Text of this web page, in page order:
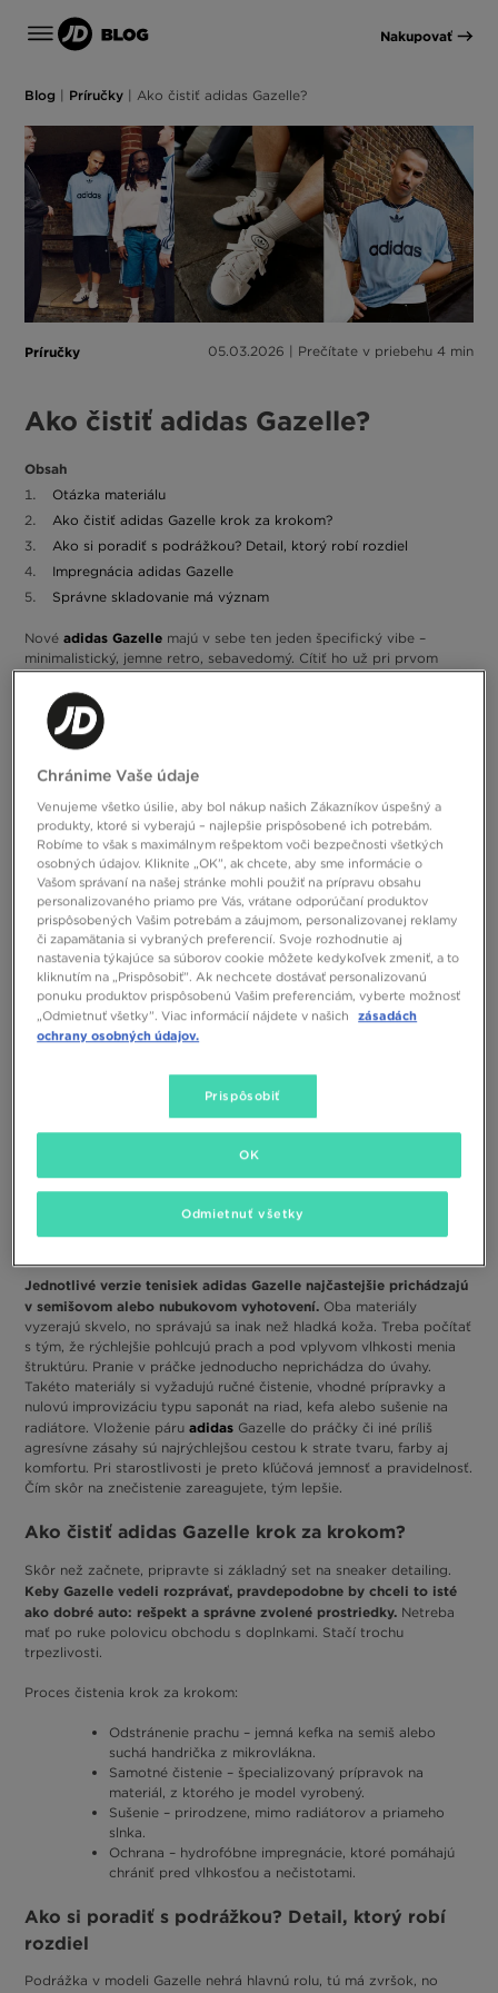
Nakupovať
Blog | Príručky | Ako čistiť adidas Gazelle?
Príručky 05.03.2026 | Prečítate v priebehu 4 min
Ako čistiť adidas Gazelle?
Obsah
Otázka materiálu
Ako čistiť adidas Gazelle krok za krokom?
Ako si poradiť s podrážkou? Detail, ktorý robí rozdiel
Impregnácia adidas Gazelle
Správne skladovanie má význam
Nové adidas Gazelle majú v sebe ten jeden špecifický vibe –
minimalistický, jemne retro, sebavedomý. Cítiť ho už pri prvom
kroku po odchode z domu. Lenže potom príde realita: dážď,
mestský prach, tráva v parku, rozliate latte. Niektorým stačí jeden
deň a začnú hľadať spôsob, ako osviežiť zvršok alebo podrážku.
Niet sa čomu čudovať, že sa v hlave objaví otázka: ako čistiť
ako core svojich outfitov, nie ako obyčajné „topánky na chodenie“.
Pre tých, ktorí vedia, že clean pair dokáže viac než celý outfit.
sa chcete naučiť čistiť adidas Gazelle tak, aby vyzerali sviežo
nielen deň po kúpe, ale aj po týždňoch intenzívneho nosenia, ste
na správnom mieste.Pozrite si všetky naše tipy.
ADIDAS GAZELLE BOLD J ADIDAS GAZELLE BOLD J
Jednotlivé verzie tenisiek adidas Gazelle najčastejšie prichádzajú
v semišovom alebo nubukovom vyhotovení. Oba materiály
vyzerajú skvelo, no správajú sa inak než hladká koža. Treba počítať
s tým, že rýchlejšie pohlcujú prach a pod vplyvom vlhkosti menia
štruktúru. Pranie v práčke jednoducho neprichádza do úvahy.
Takéto materiály si vyžadujú ručné čistenie, vhodné prípravky a
nulovú improvizáciu typu saponát na riad, kefa alebo sušenie na
radiátore. Vloženie páru adidas Gazelle do práčky či iné príliš
agresívne zásahy sú najrýchlejšou cestou k strate tvaru, farby aj
komfortu. Pri starostlivosti je preto kľúčová jemnosť a pravidelnosť.
Čím skôr na znečistenie zareagujete, tým lepšie.
Ako čistiť adidas Gazelle krok za krokom?
Skôr než začnete, pripravte si základný set na sneaker detailing.
Keby Gazelle vedeli rozprávať, pravdepodobne by chceli to isté
ako dobré auto: rešpekt a správne zvolené prostriedky. Netreba
mať po ruke polovicu obchodu s doplnkami. Stačí trochu
trpezlivosti.
Proces čistenia krok za krokom:
Odstránenie prachu – jemná kefka na semiš alebo
suchá handrička z mikrovlákna.
Samotné čistenie – špecializovaný prípravok na
materiál, z ktorého je model vyrobený.
Sušenie – prirodzene, mimo radiátorov a priameho
slnka.
Ochrana – hydrofóbne impregnácie, ktoré pomáhajú
chrániť pred vlhkosťou a nečistotami.
Ako si poradiť s podrážkou? Detail, ktorý robí
rozdiel
Podrážka v modeli Gazelle nehrá hlavnú rolu, tú má zvršok, no
Chránime Vaše údaje
Venujeme všetko úsilie, aby bol nákup našich Zákazníkov úspešný a
produkty, ktoré si vyberajú – najlepšie prispôsobené ich potrebám.
Robíme to však s maximálnym rešpektom voči bezpečnosti všetkých
osobných údajov. Kliknite „OK”, ak chcete, aby sme informácie o
Vašom správaní na našej stránke mohli použiť na prípravu obsahu
personalizovaného priamo pre Vás, vrátane odporúčaní produktov
prispôsobených Vašim potrebám a záujmom, personalizovanej reklamy
či zapamätania si vybraných preferencií. Svoje rozhodnutie aj
nastavenia týkajúce sa súborov cookie môžete kedykoľvek zmeniť, a to
kliknutím na „Prispôsobiť”. Ak nechcete dostávať personalizovanú
ponuku produktov prispôsobenú Vašim preferenciám, vyberte možnosť
„Odmietnuť všetky”. Viac informácií nájdete v našich
zásadách
ochrany osobných údajov.
Prispôsobiť
Odmietnuť všetky
OK